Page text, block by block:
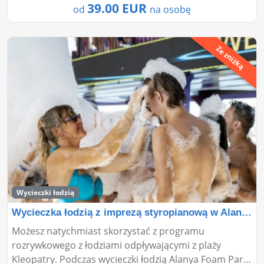
od 39.00 EUR na osobę
Ze zniżką
Wycieczki łodzią
Wycieczka łodzią z imprezą styropianową w Alanyi�
Możesz natychmiast skorzystać z programu
rozrywkowego z łodziami odpływającymi z plaży
Kleopatry. Podczas wycieczki łodzią Alanya Foam Party